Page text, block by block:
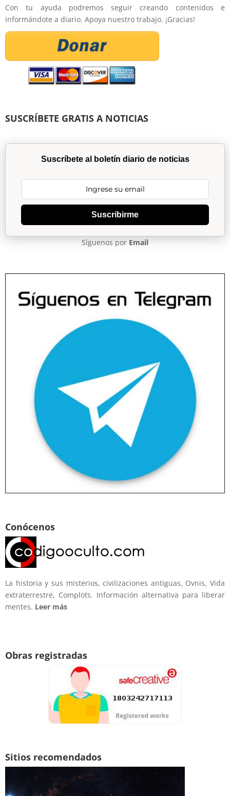
Con tu ayuda podremos seguir creando contenidos e
informándote a diario. Apoya nuestro trabajo. ¡Gracias!
SUSCRÍBETE GRATIS A NOTICIAS
Suscríbete al boletín diario de noticias
Suscribirme
Síguenos por Email
Conócenos
La historia y sus misterios, civilizaciones antiguas, Ovnis, Vida
extraterrestre, Complots. Información alternativa para liberar
mentes. Leer más
Obras registradas
Sitios recomendados